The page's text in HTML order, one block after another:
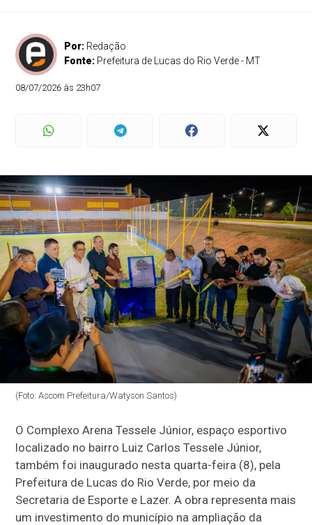
Por: Redação
Fonte: Prefeitura de Lucas do Rio Verde - MT
08/07/2026 às 23h07
(Foto: Ascom Prefeitura/Watyson Santos)
O Complexo Arena Tessele Júnior, espaço esportivo
localizado no bairro Luiz Carlos Tessele Júnior,
também foi inaugurado nesta quarta-feira (8), pela
Prefeitura de Lucas do Rio Verde, por meio da
Secretaria de Esporte e Lazer. A obra representa mais
um investimento do município na ampliação da